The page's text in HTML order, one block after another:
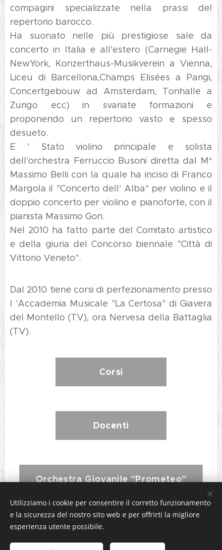
compagini specializzate nella prassi del
repertorio barocco.
Ha suonato nelle più prestigiose sale da
concerto in Italia e all'estero (Carnegie Hall-
NewYork, Konzerthaus-Musikverein a Vienna,
Liceu di Barcellona, ​​Champs Elisées a Parigi,
Concertgebouw ad Amsterdam, Tonhalle a
Zurigo ecc) in svariate formazioni e
proponendo un repertorio vasto e spesso
desueto.
E ' Stato violino principale e solista
dell'orchestra Ferruccio Busoni diretta dal M°
Massimo Belli con la quale ha inciso di Franco
Margola il "Concerto dell' Alba" per violino e il
doppio concerto per violino e pianoforte, con il
pianista Massimo Gon.
Nel 2010 ha fatto parte del Comitato artistico
e della giuria del Concorso biennale "Città di
Vittorio Veneto".
Dal 2010 tiene corsi di perfezionamento presso
l 'Accademia Musicale "La Certosa" di Giavera
del Montello (TV), ora Nervesa della Battaglia
(TV).
Corsi
Docenti
Orchestra Giovanile "Prometeo"
Utilizziamo i cookie per consentire il corretto funzionamento
e la sicurezza del nostro sito web e per offrirti la migliore
esperienza utente possibile.